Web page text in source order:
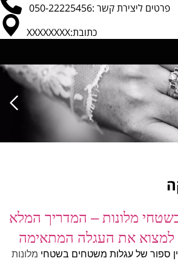
פרטים ליצירת קשר :050-22225456
כתובת:XXXXXXXX
מלונות– המדריך המלא
למצוא את העגלה המתאימה
ספור של עגלות משטחים בשטחי מלונות